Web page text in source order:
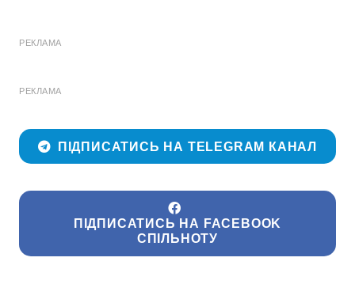
РЕКЛАМА
РЕКЛАМА
ПІДПИСАТИСЬ НА TELEGRAM КАНАЛ
ПІДПИСАТИСЬ НА FACEBOOK
СПІЛЬНОТУ